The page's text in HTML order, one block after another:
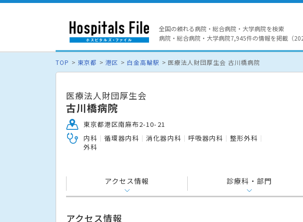
全国の頼れる病院・総合病院・大学病院を検索
病院・総合病院・大学病院7,945件の情報を掲載（
TOP 東京都 港区 白金高輪駅 医療法人財団厚生会 古川橋病院
医療法人財団厚生会
古川橋病院
東京都港区南麻布2-10-21
内科
循環器内科 消化器内科 呼吸器内科
整形外科
外科
アクセス情報 診療科・部門
アクセス情報